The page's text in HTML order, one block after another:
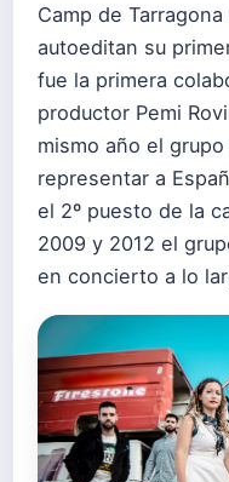
Camp de
autoeditan su
fue la primera
productor Pemi
mismo año el
representar a
el 2º puesto de la
2009 y 2012 el
en concierto a lo